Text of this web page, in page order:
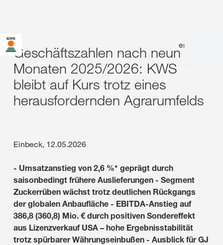
en
Geschäftszahlen nach neun
Monaten 2025/2026: KWS
bleibt auf Kurs trotz eines
herausfordernden Agrarumfelds
Einbeck, 12.05.2026
- Umsatzanstieg von 2,6 %* geprägt durch
saisonbedingt frühere Auslieferungen - Segment
Zuckerrüben wächst trotz deutlichen Rückgangs
der globalen Anbaufläche - EBITDA-Anstieg auf
386,8 (360,8) Mio. € durch positiven Sondereffekt
aus Lizenzverkauf USA – hohe Ergebnisstabilität
trotz spürbarer Währungseinbußen - Ausblick für GJ